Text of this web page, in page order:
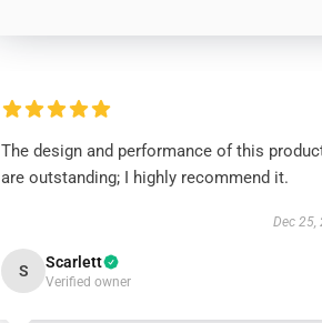
The design and performance of this
are outstanding; I highly recommend it.
Dec 25,
S Scarlett
Verified owner